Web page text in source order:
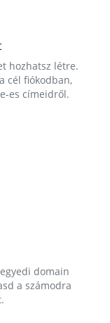
hozhatsz létre.
cél fiókodban,
es címeidről.
domain
a számodra